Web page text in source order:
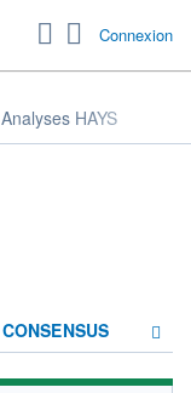
Connexion
Analyses HAYS
CONSENSUS